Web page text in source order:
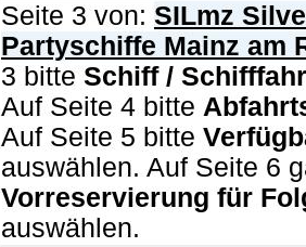
Seite 3 von: SILmz
Partyschiffe Mainz am
3 bitte Schiff /
Auf Seite 4 bitte
Auf Seite 5 bitte
auswählen. Auf Seite 6
Vorreservierung für
auswählen.